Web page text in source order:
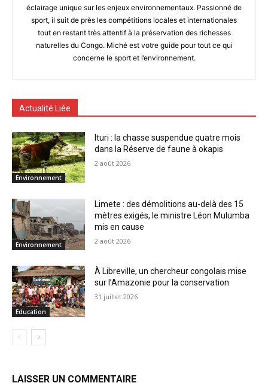
éclairage unique sur les enjeux environnementaux. Passionné de
sport, il suit de près les compétitions locales et internationales
tout en restant très attentif à la préservation des richesses
naturelles du Congo. Miché est votre guide pour tout ce qui
concerne le sport et l’environnement.
Actualité Liée
Environnement
Ituri : la chasse suspendue quatre mois
dans la Réserve de faune à okapis
2 août 2026
Environnement
Limete : des démolitions au-delà des 15
mètres exigés, le ministre Léon Mulumba
mis en cause
2 août 2026
Education
À Libreville, un chercheur congolais mise
sur l’Amazonie pour la conservation
31 juillet 2026
LAISSER UN COMMENTAIRE